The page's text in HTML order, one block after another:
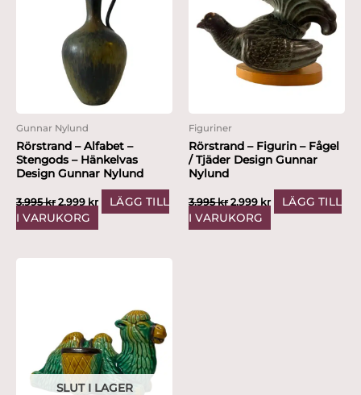
Gunnar Nylund
Rörstrand – Alfabet –
Stengods – Hänkelvas
Design Gunnar Nylund
3,995kr
3,995 kr.
2,999 kr
2,999 kr.
LÄGG TILL
I VARUKORG
Figuriner
Rörstrand – Figurin – Fågel
/ Tjäder Design Gunnar
Nylund
3,995kr
3,995 kr.
2,999 kr
2,999 kr.
LÄGG TILL
I VARUKORG
SLUT I LAGER